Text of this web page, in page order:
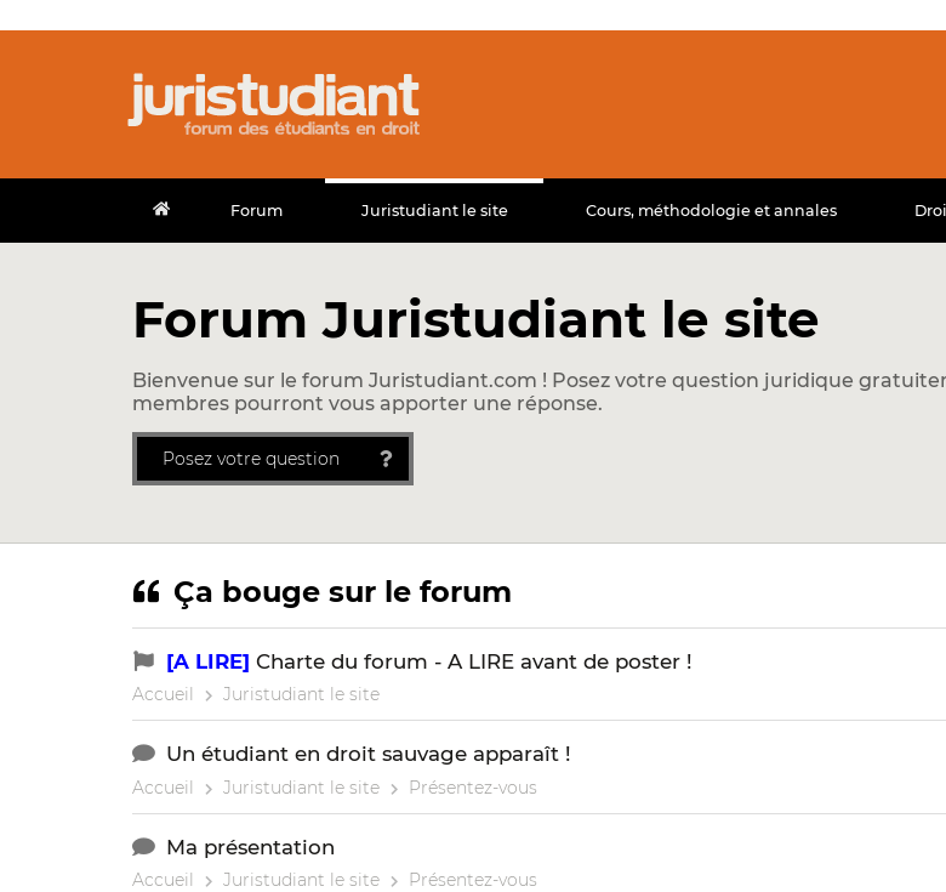
Forum Juristudiant le site Cours, méthodologie et annales
Forum Juristudiant le site
Bienvenue sur le forum Juristudiant.com ! Posez votre question juridique
membres pourront vous apporter une réponse.
Posez votre question
Ça bouge sur le forum
[A LIRE] Charte du forum - A LIRE avant de poster !
Accueil Juristudiant le site
Un étudiant en droit sauvage apparaît !
Accueil Juristudiant le site Présentez-vous
Ma présentation
Accueil Juristudiant le site Présentez-vous